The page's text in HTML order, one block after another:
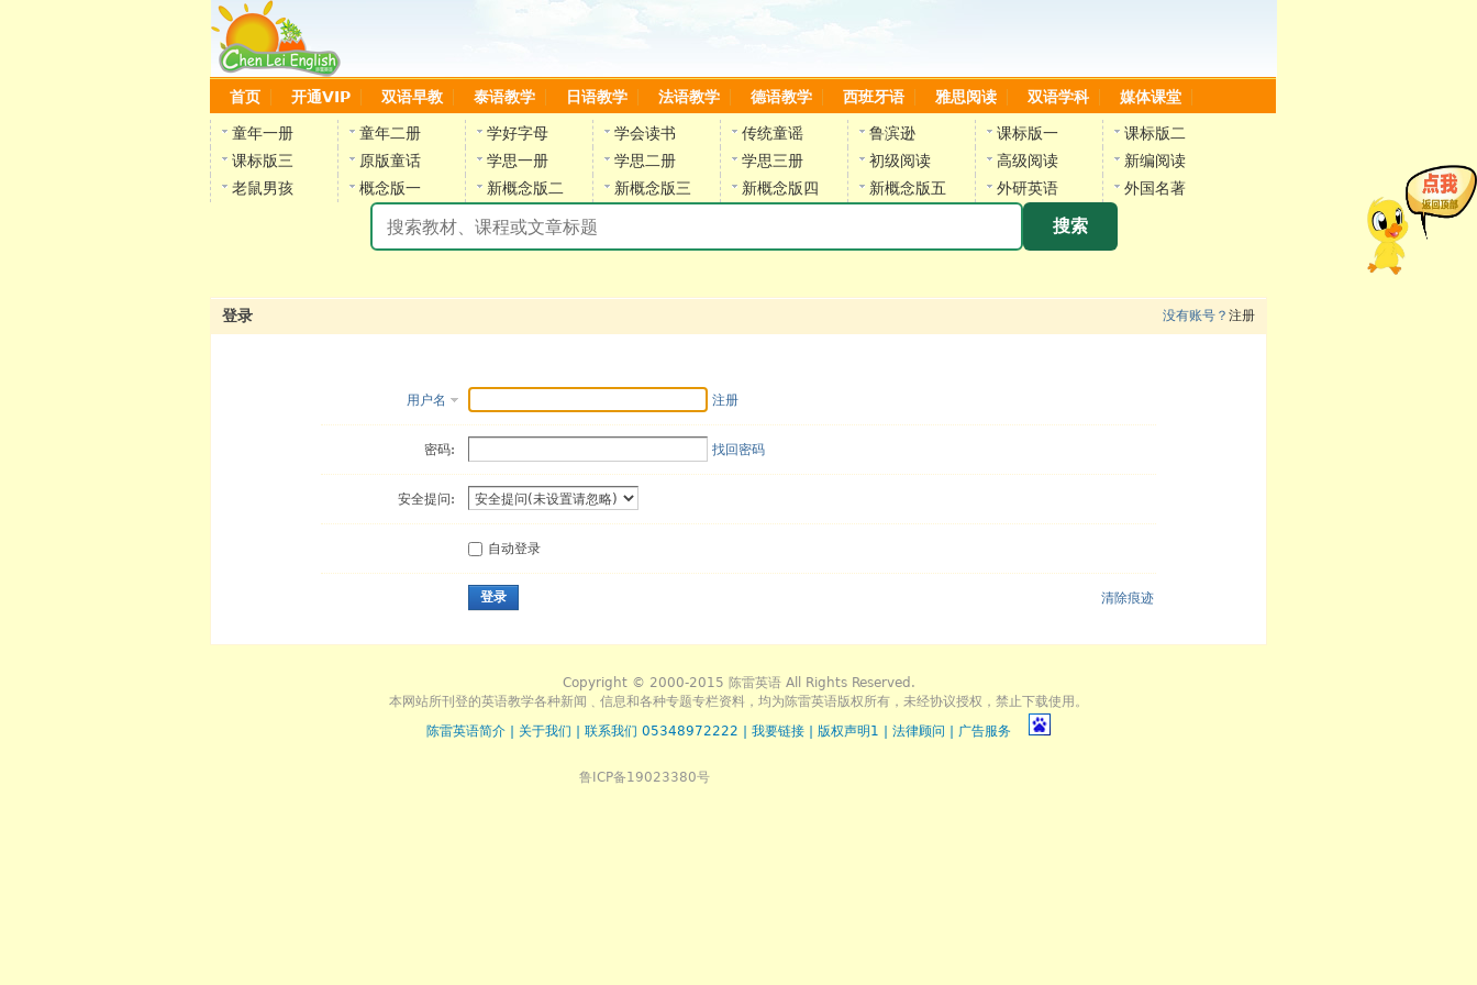
首页 开通VIP 双语早教 泰语教学 日语教学 法语教学 德语教学 西班牙语 雅思阅读 双语学科 媒体课堂
童年一册 童年二册 学好字母 学会读书 传统童谣 鲁滨逊 课标版一
课标版二
课标版三
原版童话 学思一册 学思二册 学思三册 初级阅读 高级阅读
新编阅读
老鼠男孩
概念版一 新概念版二 新概念版三 新概念版四 新概念版五 外研英语 外国名著
搜索
陈雷英语副网站 没有账号？ 注册
登录
用户名 注册
密码: 找回密码
安全提问:
自动登录
登录 清除痕迹
Copyright © 2000-2015 陈雷英语 All Rights Reserved.
本网站所刊登的英语教学各种新闻﹑信息和各种专题专栏资料，均为陈雷英语版权所有，未经协议授权，禁止下载使用。
陈雷英语简介
关于我们 联系我们 05348972222 我要链接 版权声明1 法律顾问 广告服务
鲁ICP备19023380号